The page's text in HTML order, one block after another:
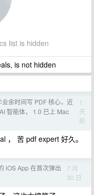
list is hidden
is not hidden
余时间写 PDF 核心，近
智能体， 1.0 已上 Mac
1
天
前
， 苦 pdf expert 好久。
iOS App 在首次弹出
7 月
30 日